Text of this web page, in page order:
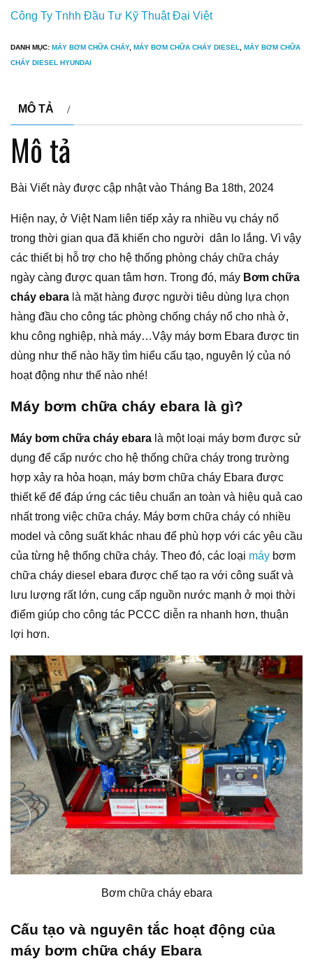
Công Ty Tnhh Đầu Tư Kỹ Thuật Đại Việt
DANH MỤC: MÁY BƠM CHỮA CHÁY, MÁY BƠM CHỮA CHÁY DIESEL
MÁY BƠM CHỮA
CHÁY DIESEL HYUNDAI
MÔ TẢ
Mô tả
Bài Viết này được cập nhật vào Tháng Ba 18th, 2024
Hiện nay, ở Việt Nam liên tiếp xảy ra nhiều vụ cháy nổ
trong thời gian qua đã khiến cho người dân lo lắng. Vì vậy
các thiết bị hỗ trợ cho hệ thống phòng cháy chữa cháy
ngày càng được quan tâm hơn. Trong đó, máy Bơm chữa
cháy ebara là mặt hàng được người tiêu dùng lựa chọn
hàng đầu cho công tác phòng chống cháy nổ cho nhà ở,
khu công nghiệp, nhà máy…Vậy máy bơm Ebara được tin
dùng như thế nào hãy tìm hiểu cấu tạo, nguyên lý của nó
hoạt động như thế nào nhé!
Máy bơm chữa cháy ebara là gì?
Máy bơm chữa cháy ebara là một loại máy bơm được sử
dụng để cấp nước cho hệ thống chữa cháy trong trường
hợp xảy ra hỏa hoạn, máy bơm chữa cháy Ebara được
thiết kế để đáp ứng các tiêu chuẩn an toàn và hiệu quả cao
nhất trong việc chữa cháy. Máy bơm chữa cháy có nhiều
model và công suất khác nhau để phù hợp với các yêu cầu
của từng hệ thống chữa cháy. Theo đó, các loại máy bơm
chữa cháy diesel ebara được chế tạo ra với công suất và
lưu lượng rất lớn, cung cấp nguồn nước mạnh ở mọi thời
điểm giúp cho công tác PCCC diễn ra nhanh hơn, thuận
lợi hơn.
Bơm chữa cháy ebara
Cấu tạo và nguyên tắc hoạt động của
máy bơm chữa cháy Ebara